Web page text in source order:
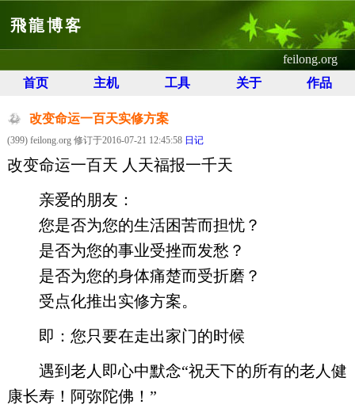
飛龍博客
feilong.org
首页
主机 工具 关于 作品
改变命运一百天实修方案
(399) feilong.org 修订于2016-07-21 12:45:58 日记
改变命运一百天 人天福报一千天
亲爱的朋友：
您是否为您的生活困苦而担忧？
是否为您的事业受挫而发愁？
是否为您的身体痛楚而受折磨？
受点化推出实修方案。
即：您只要在走出家门的时候
遇到老人即心中默念“祝天下的所有的老人健
康长寿！阿弥陀佛！”